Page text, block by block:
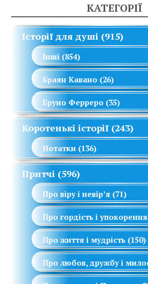
КАТЕГОРІЇ
Історії для душі (915)
Інші (854)
Браян Кавано (26)
Бруно Ферреро (35)
Коротенькі історії (243)
Нотатки (136)
Притчі (596)
Про віру і невір’я (71)
Про гордість і упокорення
Про життя і мудрість (150)
Про любов, дружбу і